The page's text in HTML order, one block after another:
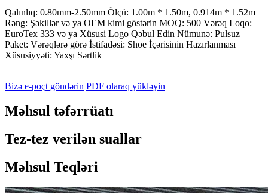
Qalınlıq: 0.80mm-2.50mm Ölçü: 1.00m * 1.50m, 0.914m * 1.52m
Rəng: Şəkillər və ya OEM kimi göstərin MOQ: 500 Vərəq Loqo:
EuroTex 333 və ya Xüsusi Logo Qəbul Edin Nümunə: Pulsuz
Paket: Vərəqlərə görə İstifadəsi: Shoe İçərisinin Hazırlanması
Xüsusiyyəti: Yaxşı Sərtlik
Bizə e-poçt göndərin PDF olaraq yükləyin
Məhsul təfərrüatı
Tez-tez verilən suallar
Məhsul Teqləri